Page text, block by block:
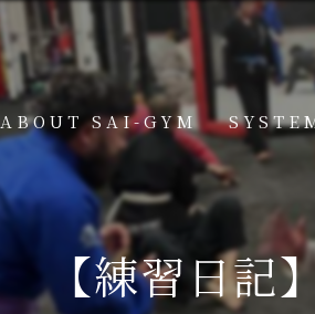
ABOUT SAI-GYM
INSTRUCTOR
FIGHTER【練習日記